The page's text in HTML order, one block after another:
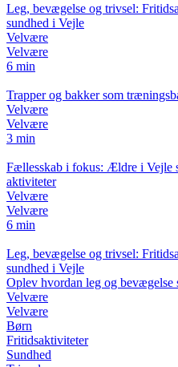
Leg, bevægelse og trivsel:
sundhed i Vejle
Velvære
Velvære
6 min
Trapper og bakker som
Velvære
Velvære
3 min
Fællesskab i fokus: Ældre i Vejle
aktiviteter
Velvære
Velvære
6 min
Leg, bevægelse og trivsel:
sundhed i Vejle
Oplev hvordan leg og bevægelse
Velvære
Velvære
Børn
Fritidsaktiviteter
Sundhed